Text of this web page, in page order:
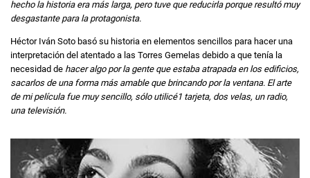
hecho la historia era más larga, pero tuve que reducirla porque resultó muy
desgastante para la protagonista.
Héctor Iván Soto basó su historia en elementos sencillos para hacer una
interpretación del atentado a las Torres Gemelas debido a que tenía la
necesidad de hacer algo por la gente que estaba atrapada en los edificios,
sacarlos de una forma más amable que brincando por la ventana. El arte
de mi película fue muy sencillo, sólo utilicé1 tarjeta, dos velas, un radio,
una televisión.